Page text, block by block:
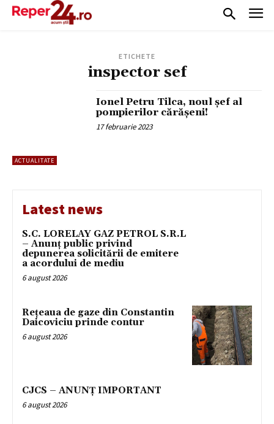
ETICHETE
inspector sef
ACTUALITATE
Ionel Petru Tilca, noul șef al
pompierilor cărășeni!
17 februarie 2023
Latest news
S.C. LORELAY GAZ PETROL S.R.L
– Anunț public privind
depunerea solicitării de emitere
a acordului de mediu
6 august 2026
Rețeaua de gaze din Constantin
Daicoviciu prinde contur
6 august 2026
CJCS – ANUNȚ IMPORTANT
6 august 2026